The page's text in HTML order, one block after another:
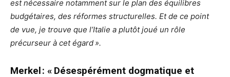
est nécessaire notamment sur le plan des équilibres
budgétaires, des réformes structurelles. Et de ce point
de vue, je trouve que l’Italie a plutôt joué un rôle
précurseur à cet égard ».
Merkel : « Désespérément dogmatique et